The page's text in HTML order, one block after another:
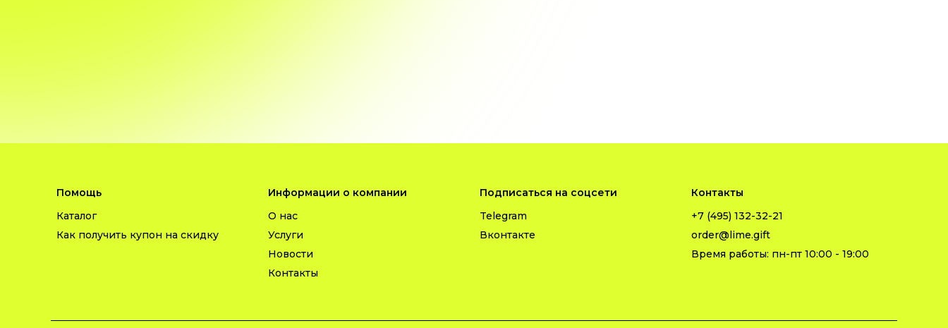
Помощь
Каталог
Как получить купон на скидку
Информации о компании
О нас
Услуги
Новости
Контакты
Подписаться на соцсети
Telegram
Вконтакте
Контакты
+7 (495) 132-32-21
order@lime.gift
Время работы: пн-пт 10:00 - 19:00